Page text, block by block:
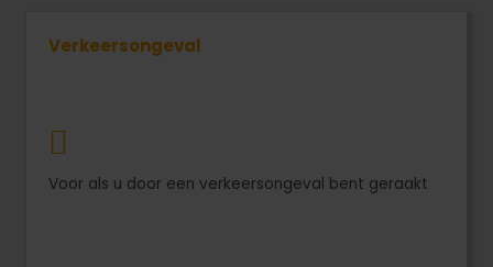
Verkeersongeval
Voor als u door een verkeersongeval bent geraakt